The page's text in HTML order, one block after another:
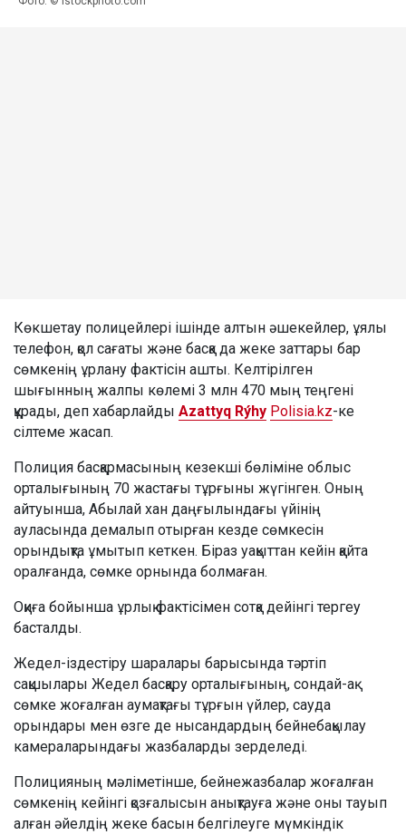
Көкшетау полицейлері ішінде алтын әшекейлер, ұялы
телефон, қол сағаты және басқа да жеке заттары бар
сөмкенің ұрлану фактісін ашты. Келтірілген
шығынның жалпы көлемі 3 млн 470 мың теңгені
құрады, деп хабарлайды Azattyq Rýhy Polisia.kz-ке
сілтеме жасап.
Полиция басқармасының кезекші бөліміне облыс
орталығының 70 жастағы тұрғыны жүгінген. Оның
айтуынша, Абылай хан даңғылындағы үйінің
ауласында демалып отырған кезде сөмкесін
орындықта ұмытып кеткен. Біраз уақыттан кейін қайта
оралғанда, сөмке орнында болмаған.
Оқиға бойынша ұрлық фактісімен сотқа дейінгі тергеу
басталды.
Жедел-іздестіру шаралары барысында тәртіп
сақшылары Жедел басқару орталығының, сондай-ақ
сөмке жоғалған аумақтағы тұрғын үйлер, сауда
орындары мен өзге де нысандардың бейнебақылау
камераларындағы жазбаларды зерделеді.
Полицияның мәліметінше, бейнежазбалар жоғалған
сөмкенің кейінгі қозғалысын анықтауға және оны тауып
алған әйелдің жеке басын белгілеуге мүмкіндік